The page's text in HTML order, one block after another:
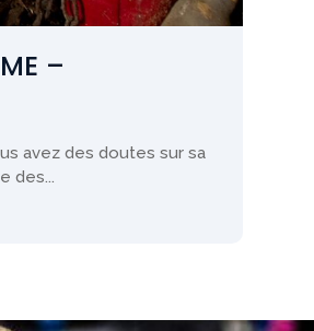
–
avez des doutes sur sa
des...